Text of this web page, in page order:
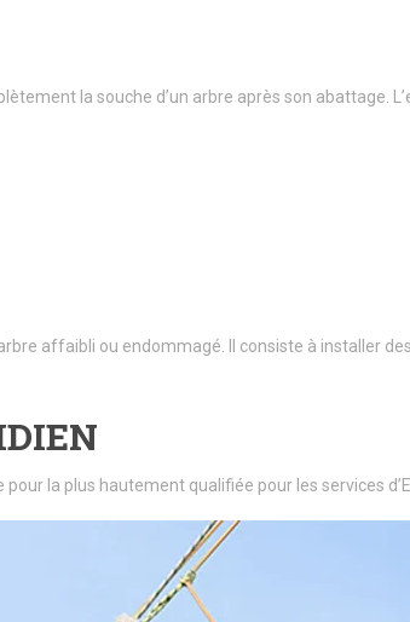
la souche d’un arbre après son abattage.
affaibli ou endommagé. Il consiste à installer des
la plus hautement qualifiée pour les services